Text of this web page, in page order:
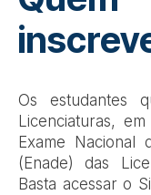
Os estudantes
Licenciaturas,
Exame Nacional
(Enade) das
Basta acessar o